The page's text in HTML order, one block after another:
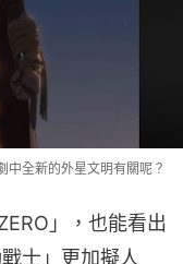
中全新的外星文明有關呢？
」，也能看出
士」更加擬人